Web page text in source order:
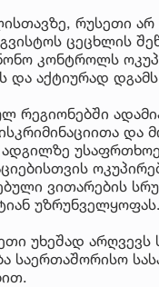
რუსეთი
ცეცხლის
კონტროლს
აქტიურად დგამს
რეგიონებში
და
ადგილზე
ვითარების
უზრუნველყოფას.
უხეშად
საერთაშორისო